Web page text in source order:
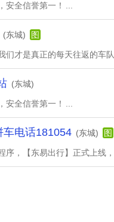
安全信誉第一！
(东城) 图
们才是真正的每天往返的车队
(东城)
安全信誉第一！
车电话181054 (东城) 图
序，【东易出行】正式上线，